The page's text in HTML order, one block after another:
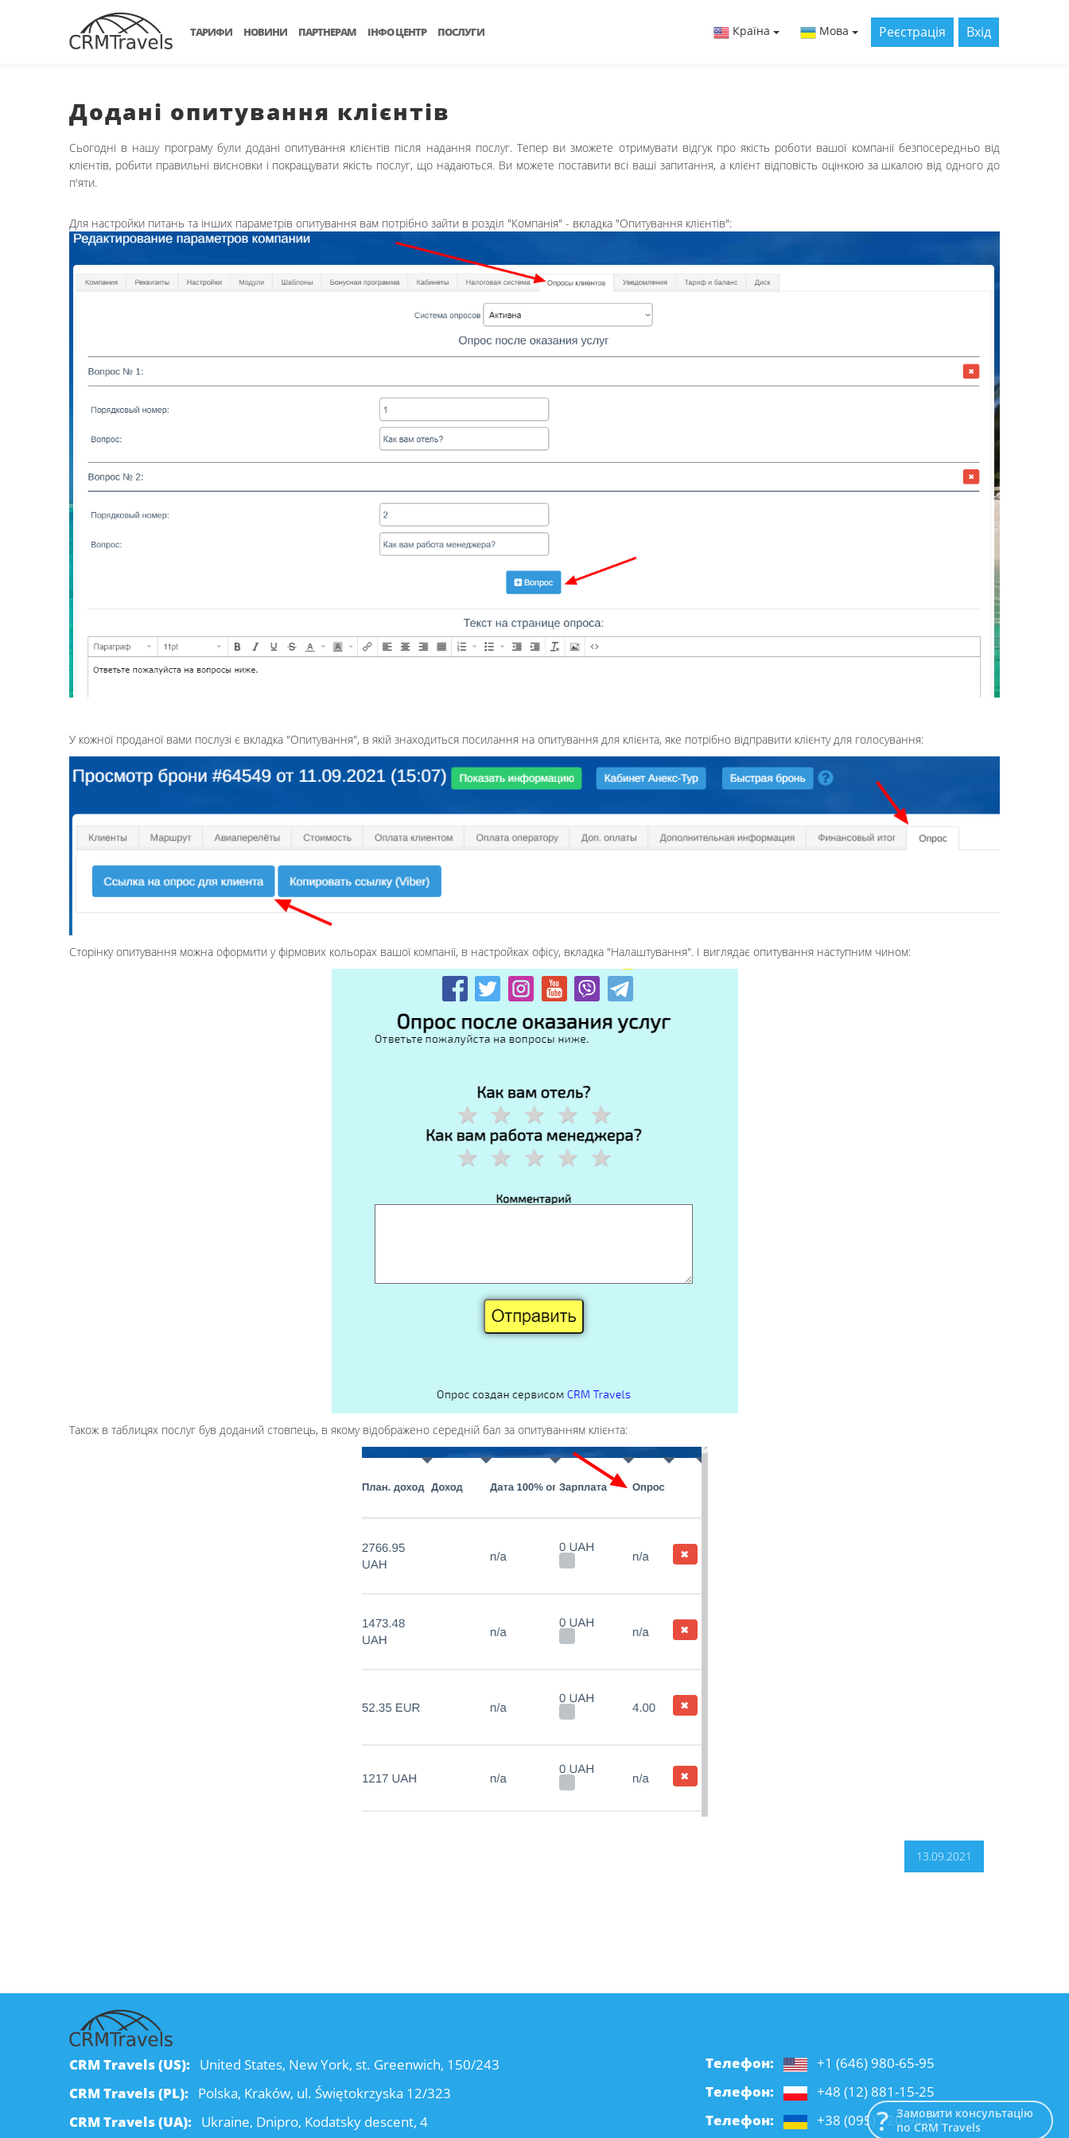
ТАРИФИ НОВИНИ ПАРТНЕРАМ ІНФО ЦЕНТР ПОСЛУГИ Країна Мова Реєстрація Вхід
Додані опитування клієнтів
Сьогодні в нашу програму були додані опитування клієнтів після надання послуг. Тепер ви зможете отримувати відгук про якість роботи вашої компанії безпосередньо від
клієнтів, робити правильні висновки і покращувати якість послуг, що надаються. Ви можете поставити всі ваші запитання, а клієнт відповість оцінкою за шкалою від одного до
п'яти.
Для настройки питань та інших параметрів опитування вам потрібно зайти в розділ "Компанія" - вкладка "Опитування клієнтів":
У кожної проданої вами послузі є вкладка "Опитування", в якій знаходиться посилання на опитування для клієнта, яке потрібно відправити клієнту для голосування:
Сторінку опитування можна оформити у фірмових кольорах вашої компанії, в настройках офісу, вкладка "Налаштування". І виглядає опитування наступним чином:
Також в таблицях послуг був доданий стовпець, в якому відображено середній бал за опитуванням клієнта:
13.09.2021
CRM Travels (US): United States, New York, st. Greenwich, 150/243
CRM Travels (PL): Polska, Kraków, ul. Świętokrzyska 12/323
CRM Travels (UA): Ukraine, Dnipro, Kodatsky descent, 4
Телефон:
+1 (646) 980-65-95
Телефон:
+48 (12) 881-15-25
Телефон:
+38 (095) 120-94-80Замовити консультацію
по CRM Travels